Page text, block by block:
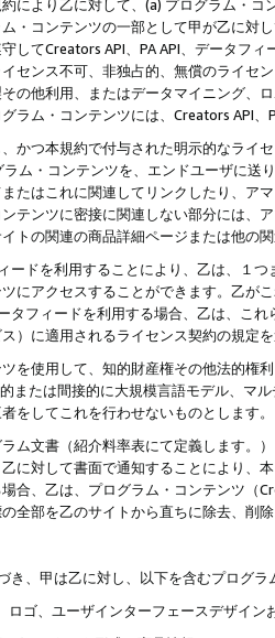
により乙に対して、(a) プログラム・
・コンテンツの一部として甲が乙に対
してCreators API、PA API、データフ
センス不可、非独占的、無償のライセ
の他利用、またはデータマイニング、
ラム・コンテンツには、Creators API
かつ本規約で付与された明示的なライ
ム・コンテンツを、エンドユーザに
たはこれに関連してリンクしたり、ア
テンツに密接に関連しない部分には、
トの関連の商品詳細ページまたは他の
ードを利用することにより、乙は、１
にアクセスすることができます。乙が
タフィードを利用する場合、乙は、こ
）に適用されるライセンス契約の規定
を使用して、知的財産権その他法的権
または間接的に大規模言語モデル、マ
をしてこれを行わせないものとします。
ム文書（紹介料率表にて定義します。
に対して書面で通知することにより、
合、乙は、プログラム・コンテンツ（
全部を乙のサイトから直ちに除去、削
き、甲は乙に対し、以下を含むプログ
ロゴ、ユーザインターフェースデザイ